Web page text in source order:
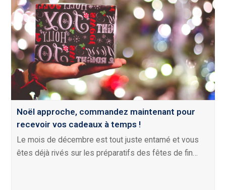
Noël approche, commandez maintenant pour
recevoir vos cadeaux à temps !
Le mois de décembre est tout juste entamé et vous
êtes déjà rivés sur les préparatifs des fêtes de fin…